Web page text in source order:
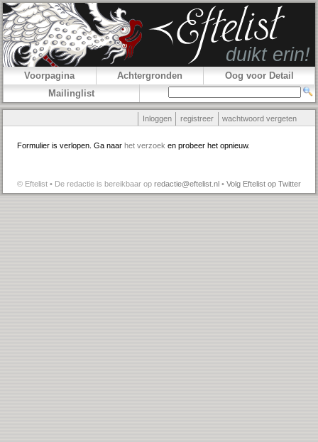
Voorpagina Achtergronden
Oog voor Detail
Mailinglist
Inloggen registreer wachtwoord vergeten
Formulier is verlopen. Ga naar het verzoek en probeer het opnieuw.
© Eftelist • De redactie is bereikbaar op redactie@eftelist.nl • Volg Eftelist op Twitter